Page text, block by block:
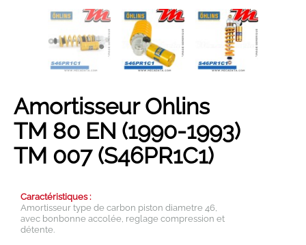
Amortisseur Ohlins
TM 80 EN (1990-1993)
TM 007 (S46PR1C1)
Caractéristiques :
Amortisseur type de carbon piston diametre 46,
avec bonbonne accolée, reglage compression et
détente.